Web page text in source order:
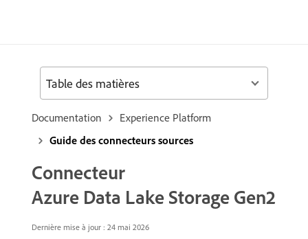
Documentation
Experience Platform
Guide des connecteurs sources
Connecteur
Azure Data Lake Storage Gen2
Dernière mise à jour : 24 mai 2026
Table des matières